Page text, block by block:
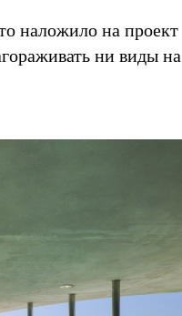
наложило на проект
ни виды на